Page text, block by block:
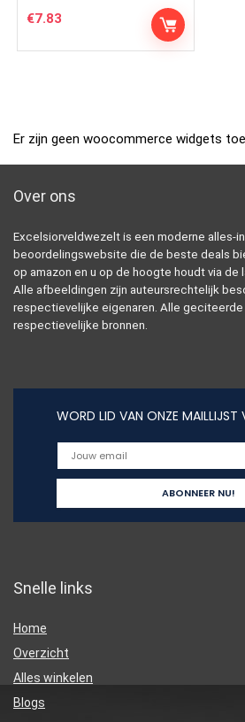
€7.83
Er zijn geen woocommerce widgets
Over ons
Excelsiorveldwezelt is een moderne alles-
beoordelingswebsite die de beste deals
op amazon en u op de hoogte houdt via
Alle afbeeldingen zijn auteursrechtelijk
respectievelijke eigenaren. Alle geciteerde
respectievelijke bronnen.
WORD LID VAN ONZE MAILLIJST
Snelle links
Home
Overzicht
Alles winkelen
Blogs